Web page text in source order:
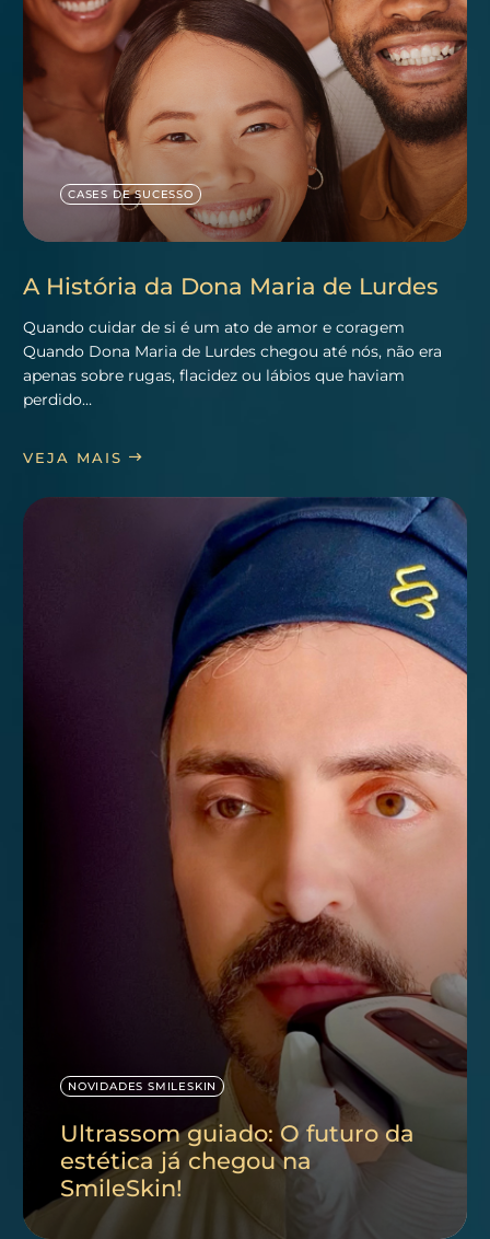
CASES DE SUCESSO
A História da Dona Maria de Lurdes
Quando cuidar de si é um ato de amor e coragem
Quando Dona Maria de Lurdes chegou até nós, não era
apenas sobre rugas, flacidez ou lábios que haviam
perdido…
VEJA MAIS
NOVIDADES SMILESKIN
Ultrassom guiado: O futuro da
estética já chegou na
SmileSkin!